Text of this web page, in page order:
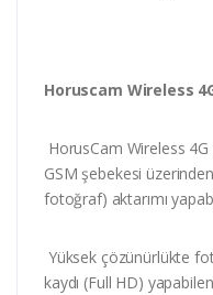
Horuscam Wireless
HorusCam Wireless 4G
GSM şebekesi
fotoğraf) aktarımı
Yüksek çözünürlükte
kaydı (Full HD)